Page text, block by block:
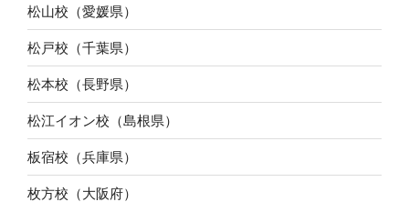
松山校（愛媛県）
松戸校（千葉県）
松本校（長野県）
松江イオン校（島根県）
板宿校（兵庫県）
枚方校（大阪府）